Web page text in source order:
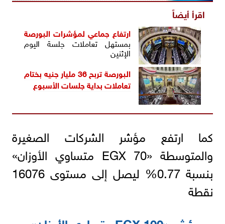
اقرأ أيضاً
ارتفاع جماعي لمؤشرات البورصة
بمستهل تعاملات جلسة اليوم
الإثنين
البورصة تربح 36 مليار جنيه بختام
تعاملات بداية جلسات الأسبوع
كما ارتفع مؤشر الشركات الصغيرة
والمتوسطة «EGX 70 متساوي الأوزان»
بنسبة 0.77% ليصل إلى مستوى 16076
نقطة